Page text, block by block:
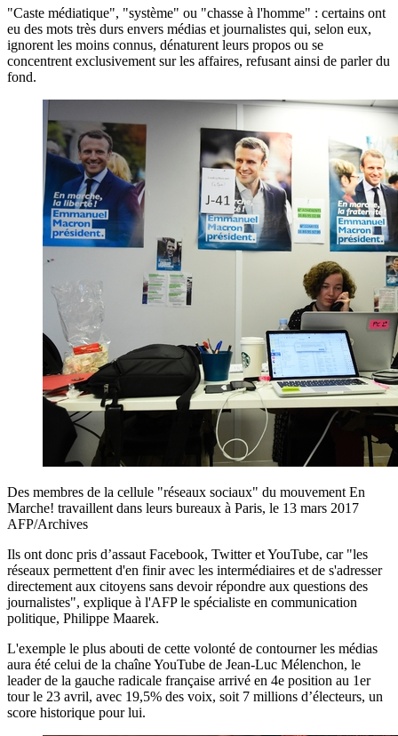
"Caste médiatique", "système" ou "chasse à l'homme" : certains ont
eu des mots très durs envers médias et journalistes qui, selon eux,
ignorent les moins connus, dénaturent leurs propos ou se
concentrent exclusivement sur les affaires, refusant ainsi de parler du
fond.
Des membres de la cellule "réseaux sociaux" du mouvement En
Marche! travaillent dans leurs bureaux à Paris, le 13 mars 2017
AFP/Archives
Ils ont donc pris d’assaut Facebook, Twitter et YouTube, car "les
réseaux permettent d'en finir avec les intermédiaires et de s'adresser
directement aux citoyens sans devoir répondre aux questions des
journalistes", explique à l'AFP le spécialiste en communication
politique, Philippe Maarek.
L'exemple le plus abouti de cette volonté de contourner les médias
aura été celui de la chaîne YouTube de Jean-Luc Mélenchon, le
leader de la gauche radicale française arrivé en 4e position au 1er
tour le 23 avril, avec 19,5% des voix, soit 7 millions d’électeurs, un
score historique pour lui.